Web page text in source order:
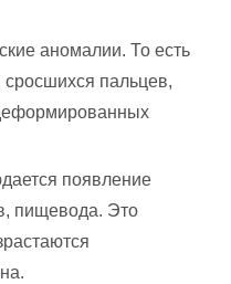
аномалии. То есть
сросшихся пальцев,
появление
пищевода. Это